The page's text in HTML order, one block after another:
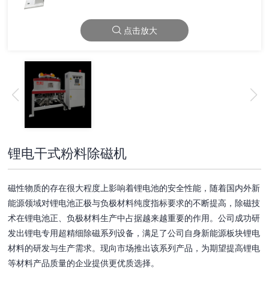
点击放大
锂电干式粉料除磁机
磁性物质的存在很大程度上影响着锂电池的安全性能，随着国内外新
能源领域对锂电池正极与负极材料纯度指标要求的不断提高，除磁技
术在锂电池正、负极材料生产中占据越来越重要的作用。公司成功研
发出锂电专用超精细除磁系列设备，满足了公司自身新能源板块锂电
材料的研发与生产需求。现向市场推出该系列产品，为期望提高锂电
等材料产品质量的企业提供更优质选择。